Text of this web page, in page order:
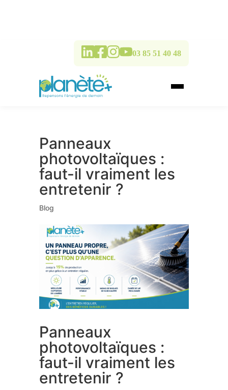
03 85 51 40 48
Panneaux
photovoltaïques :
faut-il vraiment les
entretenir ?
Blog
Panneaux
photovoltaïques :
faut-il vraiment les
entretenir ?